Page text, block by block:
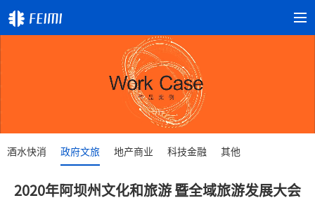
酒水快消 政府文旅 地产商业 科技金融 其他
2020年阿坝州文化和旅游 暨全域旅游发展大会